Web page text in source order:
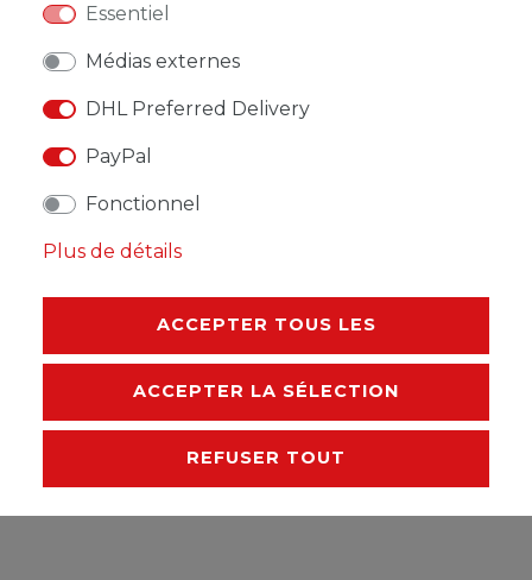
* avec TVA hors Frais de livraison
RESPONSABLE DE L'UE
FABRICANT
Essentiel
Médias externes
DHL Preferred Delivery
PayPal
Fonctionnel
Plus de détails
ACCEPTER TOUS LES
ACCEPTER LA SÉLECTION
REFUSER TOUT